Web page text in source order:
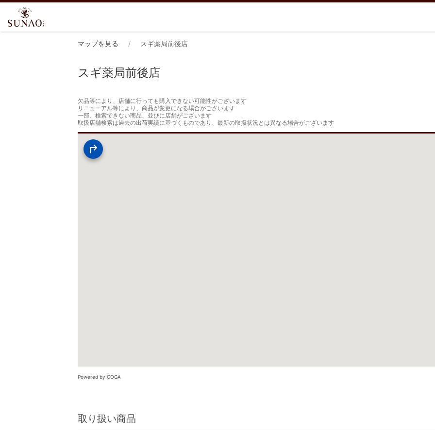
マップを見る スギ薬局前後店
スギ薬局前後店
欠品等により、店舗に行っても購入できない可能性がございます
リニューアル等により、商品が変更になる場合がございます
一部、検索できない商品、並びに店舗がございます
取扱店舗検索は過去の出荷実績に基づくものであり、最新の取扱状況とは異なる場合がございます
Powered by GOGA
取り扱い商品